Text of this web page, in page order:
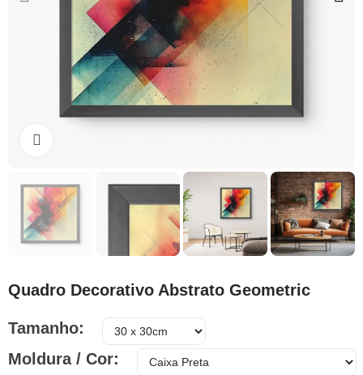
Quadro Decorativo Abstrato Geometric
Tamanho
Moldura / Cor